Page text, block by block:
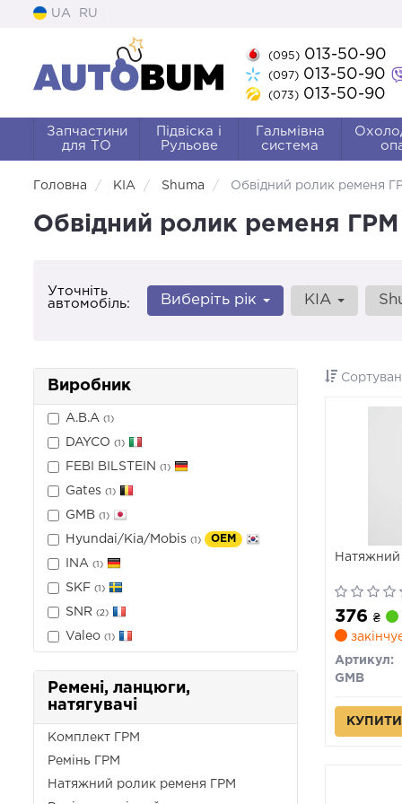
UA RU
(095)013-50-90
(097)013-50-90
(073)013-50-90
Запчастини
для ТО
Підвіска і
Рульове
Гальмівна
система
Головна KIA Shuma Обвідний ролик ременя
Обвідний ролик ременя
Уточніть
автомобіль:
Виберіть рік KIA
Виробник
A.B.A (1)
DAYCO (1)
FEBI BILSTEIN (1)
Gates (1)
GMB (1)
Hyundai/Kia/Mobis (1) OEM
INA (1)
SKF (1)
SNR (2)
Valeo (1)
Ремені, ланцюги,
натягувачі
Комплект ГРМ
Ремінь ГРМ
Натяжний ролик ременя ГРМ
Натяжний
376 ₴
Артикул:
GMB
КУПИТИ